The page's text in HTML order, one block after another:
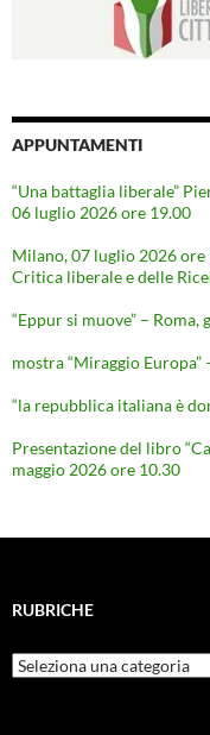
APPUNTAMENTI
“Una battaglia liberale”
06 luglio 2026 ore 19.00
Milano, 07 luglio 2026 ore
Critica liberale e delle
“Eppur si muove” –
mostra “Miraggio
“la repubblica italiana è
Presentazione del libro
maggio 2026 ore 10.30
RUBRICHE
Rubriche